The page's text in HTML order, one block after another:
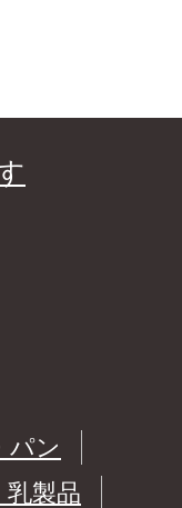
パン
乳製品